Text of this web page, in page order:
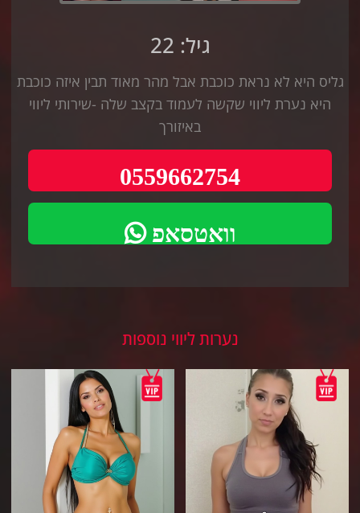
גיל: 22
גליס היא לא נראת כוכבת אבל מהר מאוד תבין איזה כוכבת
היא נערת ליווי שקשה לעמוד בקצב שלה -שירותי ליווי
באיזורך
0559662754
וואטסאפ
נערות ליווי נוספות